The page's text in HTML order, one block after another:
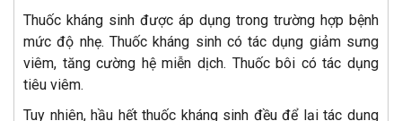
Thuốc kháng sinh được áp dụng trong trường hợp bệnh
mức độ nhẹ. Thuốc kháng sinh có tác dụng giảm sưng
viêm, tăng cường hệ miễn dịch. Thuốc bôi có tác dụng
tiêu viêm.
Tuy nhiên, hầu hết thuốc kháng sinh đều để lại tác dụng